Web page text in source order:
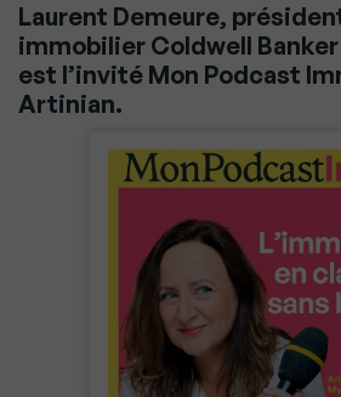
Laurent Demeure,
immobilier Coldwell Banker
est l’invité Mon Podcast
Artinian.